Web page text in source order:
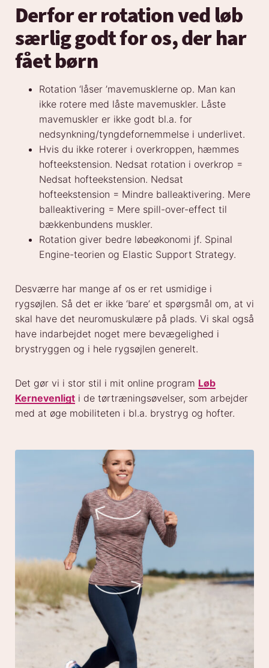
Derfor er rotation ved løb
særlig godt for os, der har
fået børn
Rotation ‘låser ’mavemusklerne op. Man kan
ikke rotere med låste mavemuskler. Låste
mavemuskler er ikke godt bl.a. for
nedsynkning/tyngdefornemmelse i underlivet.
Hvis du ikke roterer i overkroppen, hæmmes
hofteekstension. Nedsat rotation i overkrop =
Nedsat hofteekstension. Nedsat
hofteekstension = Mindre balleaktivering. Mere
balleaktivering = Mere spill-over-effect til
bækkenbundens muskler.
Rotation giver bedre løbeøkonomi jf. Spinal
Engine-teorien og Elastic Support Strategy.
Desværre har mange af os er ret usmidige i
rygsøjlen. Så det er ikke ‘bare’ et spørgsmål om, at vi
skal have det neuromuskulære på plads. Vi skal også
have indarbejdet noget mere bevægelighed i
brystryggen og i hele rygsøjlen generelt.
Det gør vi i stor stil i mit online program Løb
Kernevenligt i de tørtræningsøvelser, som arbejder
med at øge mobiliteten i bl.a. brystryg og hofter.